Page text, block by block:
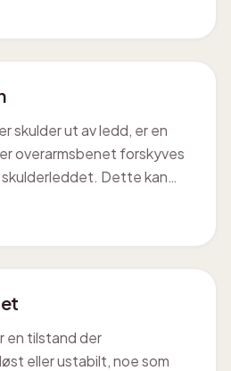
For mange kan dette
og livskvalitet.
skulder ut av ledd, er en
overarmsbenet forskyves
skulderleddet. Dette kan
Vi ser på hva en
hvilke symptomer
på, og hvordan den
en tilstand der
eller ustabilt, noe som